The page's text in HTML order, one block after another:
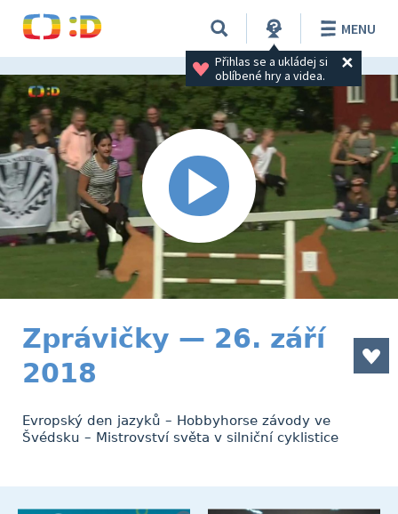
Přihlas se a ukládej si
oblíbené hry a videa.
MENU
Zprávičky — 26. září
2018
Evropský den jazyků – Hobbyhorse závody ve
Švédsku – Mistrovství světa v silniční cyklistice